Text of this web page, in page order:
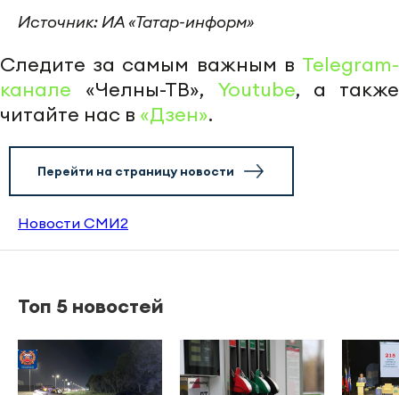
Источник: ИА «Татар-информ»
Следите за самым важным в Telegram-
канале «Челны-ТВ», Youtube, а также
читайте нас в «Дзен».
Перейти на страницу новости
Новости СМИ2
Топ 5 новостей